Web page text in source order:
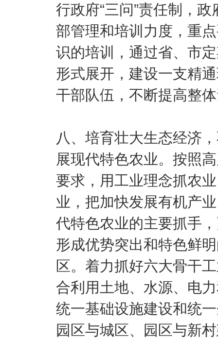
行政府“三问”责任制，
部管理和培训力度，重
识的培训，通过省、市
形式展开，建设一支精
干部队伍，不断提高整
八、培育壮大生态经济
展现代特色农业。按照
要求，用工业理念抓农
业，把加快发展有机产
代特色农业的主要抓手
形成优势突出和特色鲜
区。着力抓好六大骨干
合利用土地、水源、电
统一基础设施建设和统
园区与城区、园区与新